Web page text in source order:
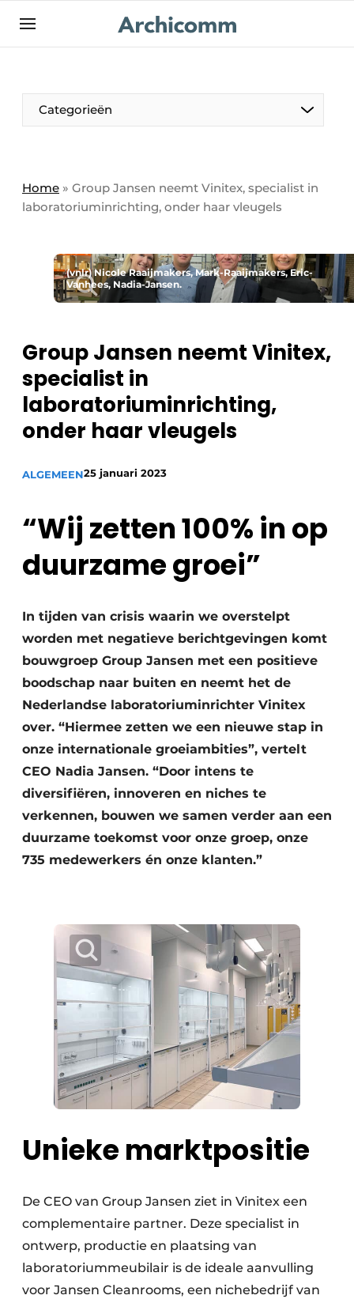
NL be-FR
Categorieën
Home » Group Jansen neemt Vinitex, specialist in
laboratoriuminrichting, onder haar vleugels
(vnlr) Nicole Raaijmakers, Mark-Raaijmakers, Eric-
Vanhees, Nadia-Jansen.
Group Jansen neemt Vinitex,
specialist in
laboratoriuminrichting,
onder haar vleugels
ALGEMEEN25 januari 2023
“Wij zetten 100% in op
duurzame groei”
In tijden van crisis waarin we overstelpt
worden met negatieve berichtgevingen komt
bouwgroep Group Jansen met een positieve
boodschap naar buiten en neemt het de
Nederlandse laboratoriuminrichter Vinitex
over. “Hiermee zetten we een nieuwe stap in
onze internationale groeiambities”, vertelt
CEO Nadia Jansen. “Door intens te
diversifiëren, innoveren en niches te
verkennen, bouwen we samen verder aan een
duurzame toekomst voor onze groep, onze
735 medewerkers én onze klanten.”
Unieke marktpositie
De CEO van Group Jansen ziet in Vinitex een
complementaire partner. Deze specialist in
ontwerp, productie en plaatsing van
laboratoriummeubilair is de ideale aanvulling
voor Jansen Cleanrooms, een nichebedrijf van